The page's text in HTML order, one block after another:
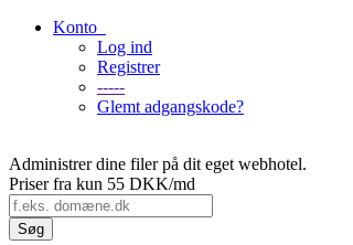
Konto
Log ind
Registrer
-----
Glemt adgangskode?
Administrer dine filer på dit eget webhotel.
Priser fra kun 55 DKK/md